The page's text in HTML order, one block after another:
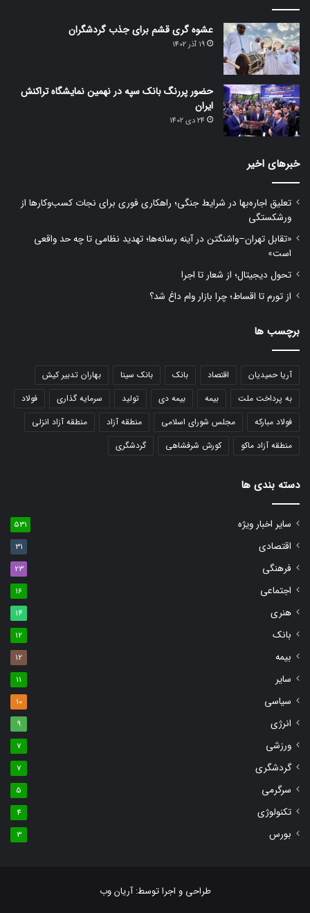
عشوه گری قشم برای جذب گردشگران
19 آذر 1402
حضور پررنگ بانک سپه در نهمین نمایشگاه تراکنش
ایران
24 دی 1402
خبرهای اخیر
تعلیق اجاره‌بها در شرایط جنگی؛ راهکاری فوری برای نجات کسب‌وکارها از
ورشکستگی
«تقابل تهران–واشنگتن در آینه رسانه‌ها؛ تهدید نظامی تا چه حد واقعی
است»
تحول دیجیتال؛ از شعار تا اجرا
از تورم تا اقساط؛ چرا بازار وام داغ شد؟
برچسب ها
آریا حمیدیان اقتصاد بانک بانک سینا
بهاران تدبیر کیش
به پرداخت ملت
بیمه بیمه دی تولید سرمایه گذاری
فولاد
فولاد مبارکه
مجلس شورای اسلامی منطقه آزاد
منطقه آزاد انزلی
منطقه آزاد ماکو
کورش شرفشاهی گردشگری
دسته بندی ها
سایر اخبار ویژه 531
اقتصادی 31
فرهنگی 23
اجتماعی 16
هنری 14
بانک 12
بیمه 12
سایر 11
سیاسی 10
انرژی 9
ورزشی 7
گردشگری 7
سرگرمی 5
تکنولوژی 4
بورس 3
طراحی و اجرا توسط:آریان وب